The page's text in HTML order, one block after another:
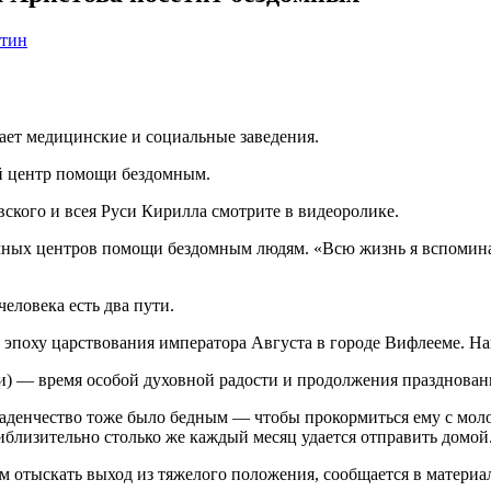
медицинские и социальные заведения.
центр помощи бездомным.
и всея Руси Кирилла смотрите в видеоролике.
центров помощи бездомным людям. «Всю жизнь я
есть два пути.
царствования императора Августа в городе Вифлееме.
— время особой духовной радости и продолжения
тоже было бедным — чтобы прокормиться ему с
столько же каждый месяц удается отправить
отыскать выход из тяжелого положения, сообщается в